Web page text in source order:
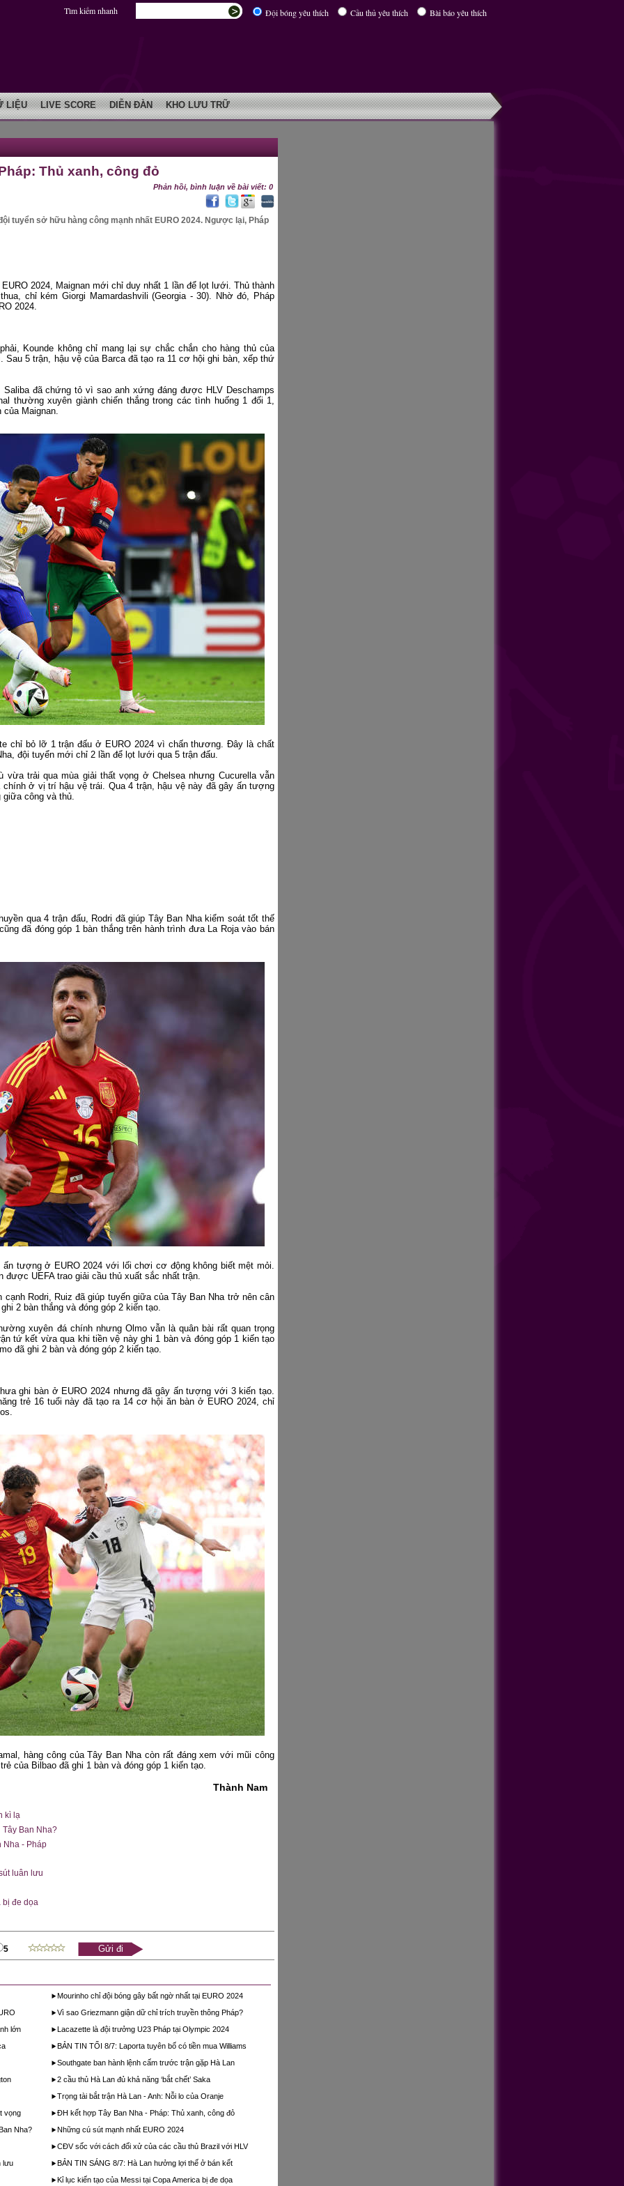
Đội bóng yêu thích Cầu thủ yêu thích Bài báo yêu thích
Tìm kiếm nhanh
LIỆU LIVE SCORE DIỄN ĐÀN KHO LƯU TRỮ
Thủ xanh, công đỏ
Phản hồi, bình luận về bài viết: 0
tuyển sở hữu hàng công mạnh nhất EURO 2024. Ngược lại, Pháp
2024, Maignan mới chỉ duy nhất 1 lần để lọt lưới. Thủ thành
chỉ kém Giorgi Mamardashvili (Georgia - 30). Nhờ đó, Pháp
2024.
Kounde không chỉ mang lại sự chắc chắn cho hàng thủ của
Sau 5 trận, hậu vệ của Barca đã tạo ra 11 cơ hội ghi bàn, xếp thứ
Saliba đã chứng tỏ vì sao anh xứng đáng được HLV Deschamps
thường xuyên giành chiến thắng trong các tình huống 1 đối 1,
Maignan.
chỉ bỏ lỡ 1 trận đấu ở EURO 2024 vì chấn thương. Đây là chất
đội tuyển mới chỉ 2 lần để lọt lưới qua 5 trận đấu.
vừa trải qua mùa giải thất vọng ở Chelsea nhưng Cucurella vẫn
ở vị trí hậu vệ trái. Qua 4 trận, hậu vệ này đã gây ấn tượng
giữa công và thủ.
qua 4 trận đấu, Rodri đã giúp Tây Ban Nha kiểm soát tốt thế
đã đóng góp 1 bàn thắng trên hành trình đưa La Roja vào bán
ấn tượng ở EURO 2024 với lối chơi cơ động không biết mệt mỏi.
được UEFA trao giải cầu thủ xuất sắc nhất trận.
cạnh Rodri, Ruiz đã giúp tuyến giữa của Tây Ban Nha trở nên cân
2 bàn thắng và đóng góp 2 kiến tạo.
xuyên đá chính nhưng Olmo vẫn là quân bài rất quan trọng
tứ kết vừa qua khi tiền vệ này ghi 1 bàn và đóng góp 1 kiến tạo
đã ghi 2 bàn và đóng góp 2 kiến tạo.
ghi bàn ở EURO 2024 nhưng đã gây ấn tượng với 3 kiến tạo.
trẻ 16 tuổi này đã tạo ra 14 cơ hội ăn bàn ở EURO 2024, chỉ
hàng công của Tây Ban Nha còn rất đáng xem với mũi công
của Bilbao đã ghi 1 bàn và đóng góp 1 kiến tạo.
Thành Nam
kì lạ
Ban Nha?
Nha - Pháp
luân lưu
bị đe dọa
5
lớn
vọng
Nha?
lưu
Mourinho chỉ đội bóng gây bất ngờ nhất tại EURO 2024
Vì sao Griezmann giận dữ chỉ trích truyền thông Pháp?
Lacazette là đội trưởng U23 Pháp tại Olympic 2024
BẢN TIN TỐI 8/7: Laporta tuyên bố có tiền mua Williams
Southgate ban hành lệnh cấm trước trận gặp Hà Lan
2 cầu thủ Hà Lan đủ khả năng ‘bắt chết’ Saka
Trọng tài bắt trận Hà Lan - Anh: Nỗi lo của Oranje
ĐH kết hợp Tây Ban Nha - Pháp: Thủ xanh, công đỏ
Những cú sút mạnh nhất EURO 2024
CĐV sốc với cách đối xử của các cầu thủ Brazil với HLV
BẢN TIN SÁNG 8/7: Hà Lan hưởng lợi thế ở bán kết
Kỉ lục kiến tạo của Messi tại Copa America bị đe dọa